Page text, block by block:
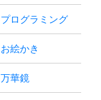
プログラミング
お絵かき
万華鏡